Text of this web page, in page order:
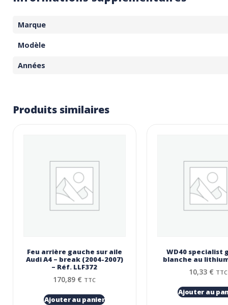
Marque
Modèle
Années
Produits similaires
Feu arrière gauche sur aile
Audi A4 – break (2004-2007)
– Réf. LLF372
170,89 € TTC
Ajouter au panier
WD40 specialist
blanche au
10,33 € TTC
Ajouter au